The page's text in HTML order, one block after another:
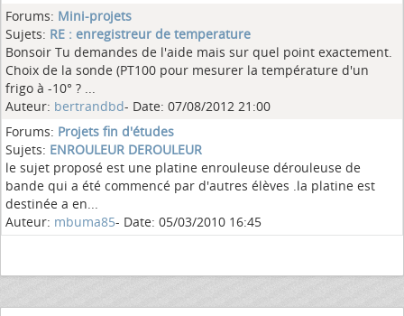
Forums: Mini-projets
Sujets: RE : enregistreur de temperature
Bonsoir Tu demandes de l'aide mais sur quel point exactement.
Choix de la sonde (PT100 pour mesurer la température d'un
frigo à -10° ? ...
Auteur: bertrandbd- Date: 07/08/2012 21:00
Forums: Projets fin d'études
Sujets: ENROULEUR DEROULEUR
le sujet proposé est une platine enrouleuse dérouleuse de
bande qui a été commencé par d'autres élèves .la platine est
destinée a en...
Auteur: mbuma85- Date: 05/03/2010 16:45